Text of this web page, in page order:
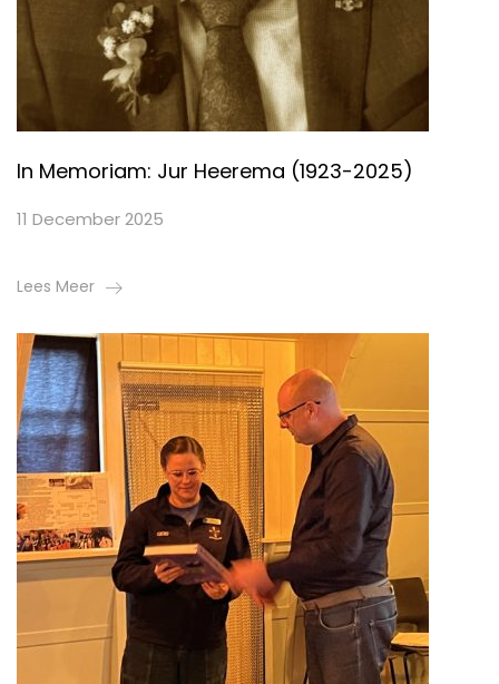
In Memoriam: Jur Heerema (1923-2025)
11 December 2025
Lees Meer